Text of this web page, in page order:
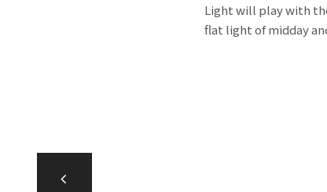
Light will play with
flat light of midday